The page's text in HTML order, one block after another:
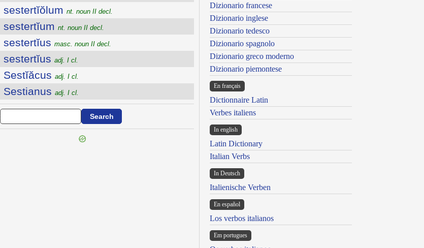
sestertĭŏlum nt. noun II decl.
sestertĭum nt. noun II decl.
sestertĭus masc. noun II decl.
sestertĭus adj. I cl.
Sestĭăcus adj. I cl.
Sestianus adj. I cl.
Dizionario francese
Dizionario inglese
Dizionario tedesco
Dizionario spagnolo
Dizionario greco moderno
Dizionario piemontese
En français
Dictionnaire Latin
Verbes italiens
In english
Latin Dictionary
Italian Verbs
In Deutsch
Italienische Verben
En español
Los verbos italianos
Em portugues